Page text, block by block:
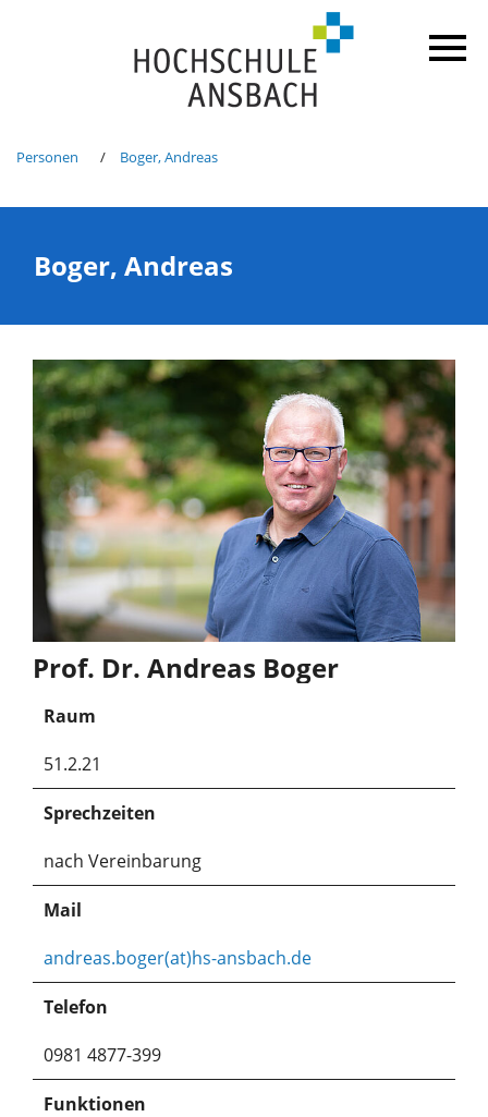
Personen Boger, Andreas
Boger, Andreas
Prof. Dr. Andreas Boger
Raum
51.2.21
Sprechzeiten
nach Vereinbarung
Mail
andreas.boger(at)hs-ansbach.de
Telefon
0981 4877-399
Funktionen